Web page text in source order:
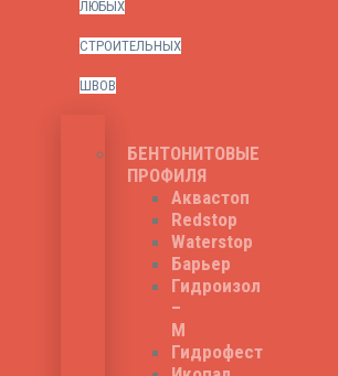
ЛЮБЫХ
СТРОИТЕЛЬНЫХ
ШВОВ
БЕНТОНИТОВЫЕ
ПРОФИЛЯ
Аквастоп
Redstop
Waterstop
Барьер
Гидроизол
–
М
Гидрофест
Litaproof OC-M-
Litaproof OC-M-
роль
бетона.
строительными
200/20/4 - 220 мм,
350₽